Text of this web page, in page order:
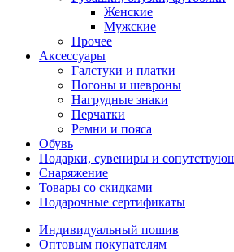
Женские
Мужские
Прочее
Аксессуары
Галстуки и платки
Погоны и шевроны
Нагрудные знаки
Перчатки
Ремни и пояса
Обувь
Подарки, сувениры и
Снаряжение
Товары со скидками
Подарочные сертификаты
Индивидуальный пошив
Оптовым покупателям